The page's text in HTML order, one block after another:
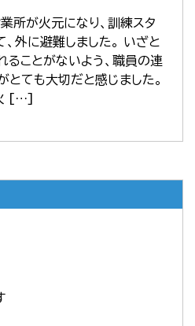
所が火元になり、訓練スタ
外に避難しました。 いざと
ることがないよう、職員の連
ても大切だと感じました。
[…]